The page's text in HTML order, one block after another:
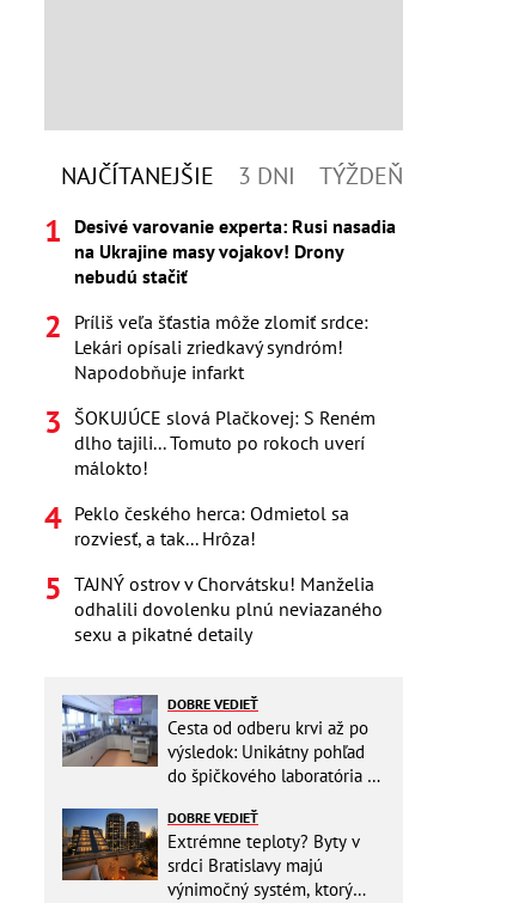
NAJČÍTANEJŠIE 3 DNI TÝŽDEŇ
Desivé varovanie experta: Rusi nasadia
na Ukrajine masy vojakov! Drony
nebudú stačiť
Príliš veľa šťastia môže zlomiť srdce:
Lekári opísali zriedkavý syndróm!
Napodobňuje infarkt
ŠOKUJÚCE slová Plačkovej: S Reném
dlho tajili... Tomuto po rokoch uverí
málokto!
Peklo českého herca: Odmietol sa
rozviesť, a tak... Hrôza!
TAJNÝ ostrov v Chorvátsku! Manželia
odhalili dovolenku plnú neviazaného
sexu a pikatné detaily
DOBRE VEDIEŤ
Cesta od odberu krvi až po
výsledok: Unikátny pohľad
do špičkového laboratória na
DOBRE VEDIEŤ
Extrémne teploty? Byty v
srdci Bratislavy majú
výnimočný systém, ktorý